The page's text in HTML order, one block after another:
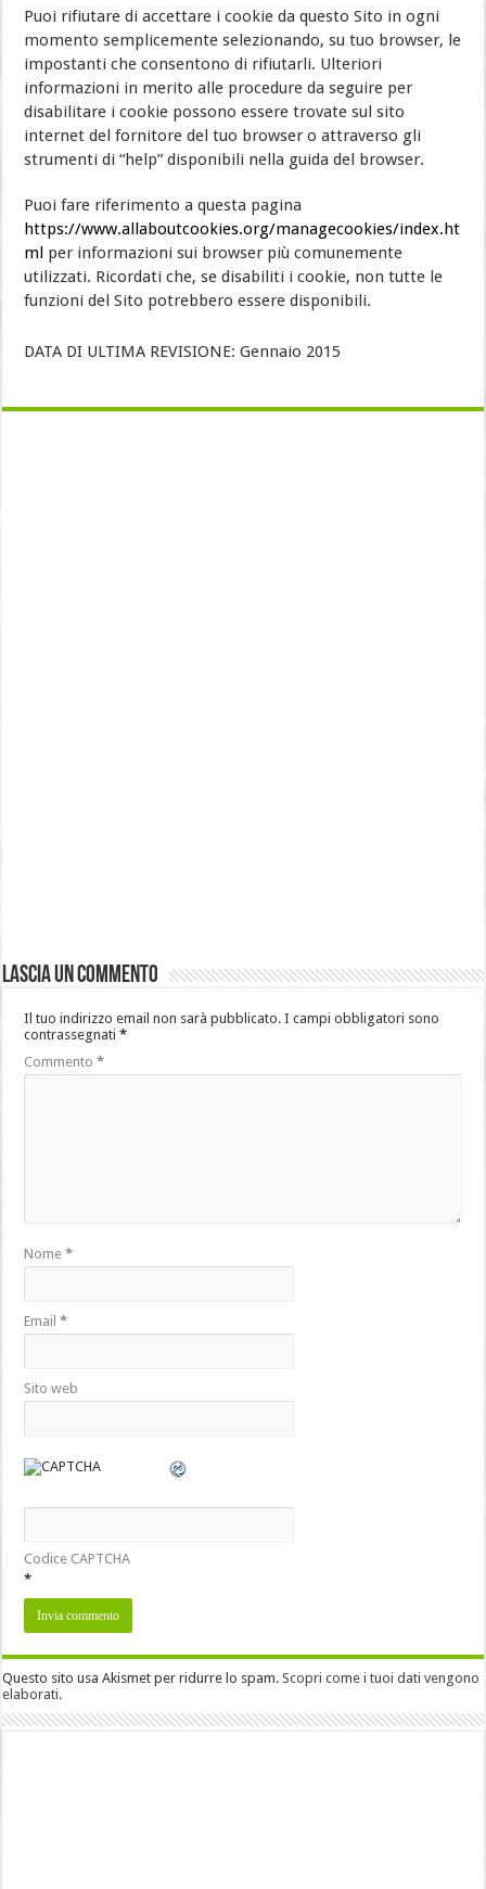
Puoi rifiutare di accettare i cookie da questo Sito in ogni
momento semplicemente selezionando, su tuo browser, le
impostanti che consentono di rifiutarli. Ulteriori
informazioni in merito alle procedure da seguire per
disabilitare i cookie possono essere trovate sul sito
internet del fornitore del tuo browser o attraverso gli
strumenti di “help” disponibili nella guida del browser.
Puoi fare riferimento a questa pagina
https://www.allaboutcookies.org/managecookies/index.ht
ml per informazioni sui browser più comunemente
utilizzati. Ricordati che, se disabiliti i cookie, non tutte le
funzioni del Sito potrebbero essere disponibili.
DATA DI ULTIMA REVISIONE: Gennaio 2015
Lascia un commento
Il tuo indirizzo email non sarà pubblicato. I campi obbligatori sono
contrassegnati*
Commento*
Nome*
Email*
Sito web
Codice CAPTCHA
*
Questo sito usa Akismet per ridurre lo spam.Scopri come i tuoi dati vengono
elaborati.